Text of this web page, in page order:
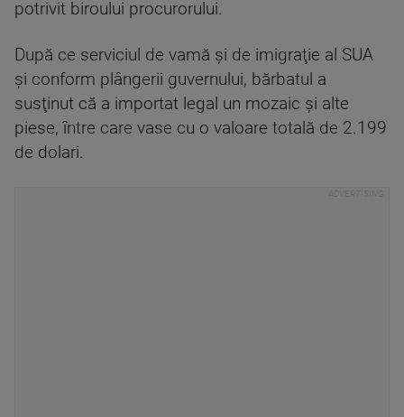
potrivit biroului procurorului.
După ce serviciul de vamă şi de imigraţie al SUA
şi conform plângerii guvernului, bărbatul a
susţinut că a importat legal un mozaic şi alte
piese, între care vase cu o valoare totală de 2.199
de dolari.